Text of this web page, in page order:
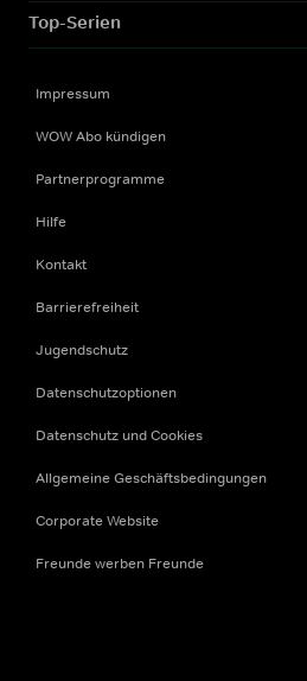
Top-Serien
Impressum
WOW Abo kündigen
Partnerprogramme
Hilfe
Kontakt
Barrierefreiheit
Jugendschutz
Datenschutzoptionen
Datenschutz und Cookies
Allgemeine Geschäftsbedingungen
Corporate Website
Freunde werben Freunde